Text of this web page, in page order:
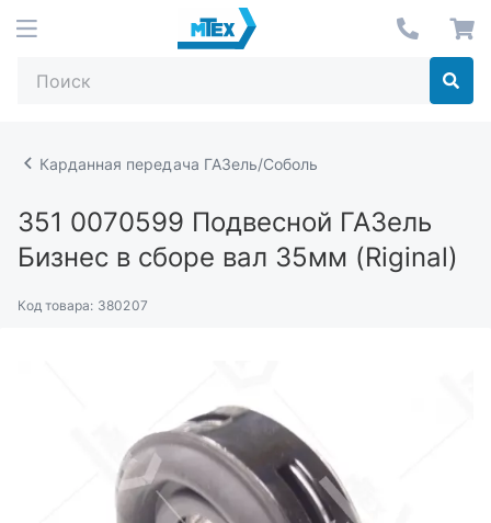
Карданная передача ГАЗель/Соболь
351 0070599 Подвесной ГАЗель
Бизнес в сборе вал 35мм (Riginal)
Код товара: 380207